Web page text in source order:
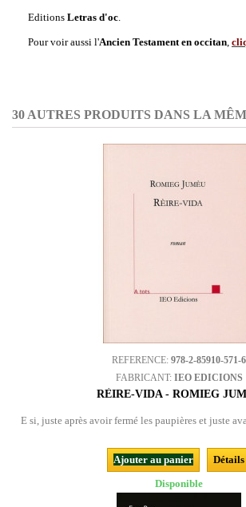
Editions Letras d'oc.
Pour voir aussi l'Ancien Testament en occitan,
30 AUTRES PRODUITS DANS LA
REFERENCE: 978-2-85910-571-6
FABRICANT: IEO EDICIONS
RÈIRE-VIDA - ROMIEG
E si, juste après avoir fermé les paupières et juste
Ajouter au panier
Détails
Disponible